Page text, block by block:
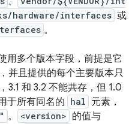
hardware/interfaces 或
。
用多个版本字段，前提是它
并且提供的每个主要版本只
3.1 和 3.2 不能共存，但 1.0
于所有同名的 hal 元素，
。 <version> 的值与